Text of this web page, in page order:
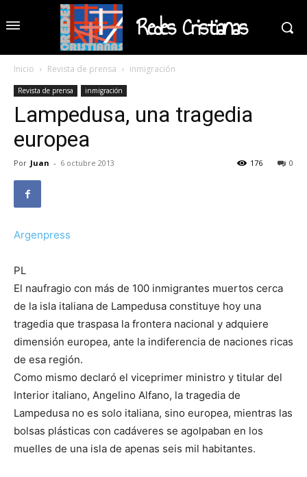
Redes Cristianas
Inicio Revista de prensa inmigración
Revista de prensa inmigración
Lampedusa, una tragedia
europea
Por Juan - 6 octubre 2013 0
176
Argenpress
PL
El naufragio con más de 100 inmigrantes muertos cerca
de la isla italiana de Lampedusa constituye hoy una
tragedia que traspasa la frontera nacional y adquiere
dimensión europea, ante la indiferencia de naciones ricas
de esa región.
Como mismo declaró el viceprimer ministro y titular del
Interior italiano, Angelino Alfano, la tragedia de
Lampedusa no es solo italiana, sino europea, mientras las
bolsas plásticas con cadáveres se agolpaban en los
muelles de una isla de apenas seis mil habitantes.